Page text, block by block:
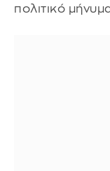
πολιτικό